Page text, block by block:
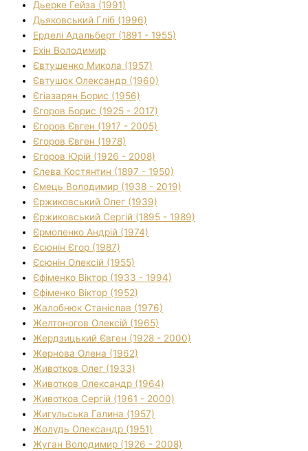
Дьерке Гейза (1991)
Дьяковський Гліб (1996)
Ерделі Адальберт (1891 - 1955)
Ехін Володимир
Євтушенко Микола (1957)
Євтушок Олександр (1960)
Єгіазарян Борис (1956)
Єгоров Борис (1925 - 2017)
Єгоров Євген (1917 - 2005)
Єгоров Євген (1978)
Єгоров Юрій (1926 - 2008)
Єлева Костянтин (1897 - 1950)
Ємець Володимир (1938 - 2019)
Єржиковський Олег (1939)
Єржиковський Сергій (1895 - 1989)
Єрмоленко Андрій (1974)
Єсюнін Єгор (1987)
Єсюнін Олексій (1955)
Єфіменко Віктор (1933 - 1994)
Єфіменко Віктор (1952)
Жалобнюк Станіслав (1976)
Желтоногов Олексій (1965)
Жердзицький Євген (1928 - 2000)
Жернова Олена (1962)
Животков Олег (1933)
Животков Олександр (1964)
Животков Сергій (1961 - 2000)
Жигульська Галина (1957)
Жолудь Олександр (1951)
Жуган Володимир (1926 - 2008)